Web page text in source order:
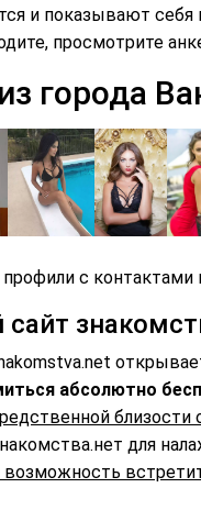
и показывают
просмотрите
города
с
абсолютно
близости
для
возможность